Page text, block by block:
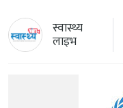
स्वास्थ्य
लाइभ